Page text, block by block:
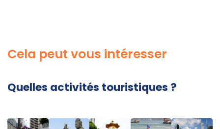
Cela peut vous intéresser
Quelles activités touristiques ?